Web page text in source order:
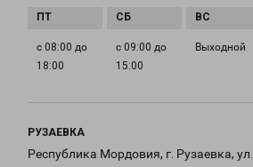
с 08:00 до
18:00
с 09:00 до
15:00
Выходной
РУЗАЕВКА
Республика Мордовия, г. Рузаевка, ул.